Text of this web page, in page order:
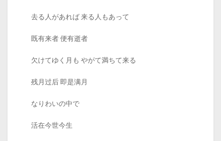
去る人があれば 来る人もあって
既有来者 便有逝者
欠けてゆく月も やがて満ちて来る
残月过后 即是满月
なりわいの中で
活在今世今生